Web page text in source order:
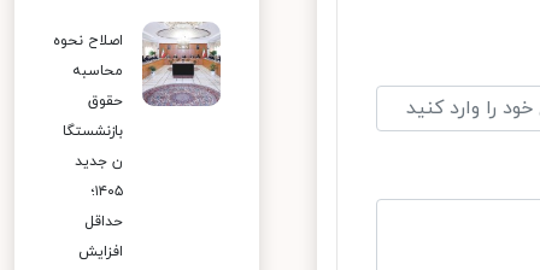
اصلاح نحوه
محاسبه
حقوق
بازنشستگا
ن جدید
۱۴۰۵؛
حداقل
افزایش